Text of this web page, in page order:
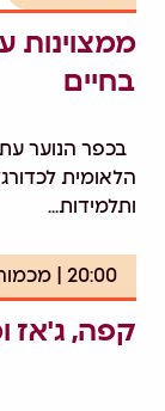
ממצוינות
בחיים
בכפר הנוער
הלאומית
ותלמידות...
20:00
קפה, ג'אז